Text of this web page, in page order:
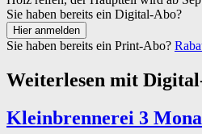
Sie haben bereits ein Digital-Abo?
Sie haben bereits ein Print-Abo?
Weiterlesen mit
Kleinbrennerei 3